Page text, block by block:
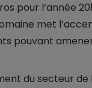
pour l’année
met
pouvant
du secteur